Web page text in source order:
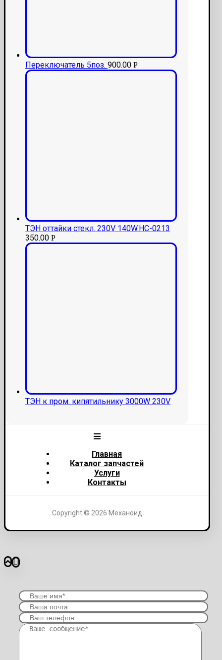
Переключатель 5поз. 900.00 Р
ТЭН оттайки стекл. 230V 140W.HC-0213
350.00 Р
ТЭН к пром. кипятильнику 3000W 230V
Главная
Каталог запчастей
Услуги
Контакты
Copyright © 2026 Механоид